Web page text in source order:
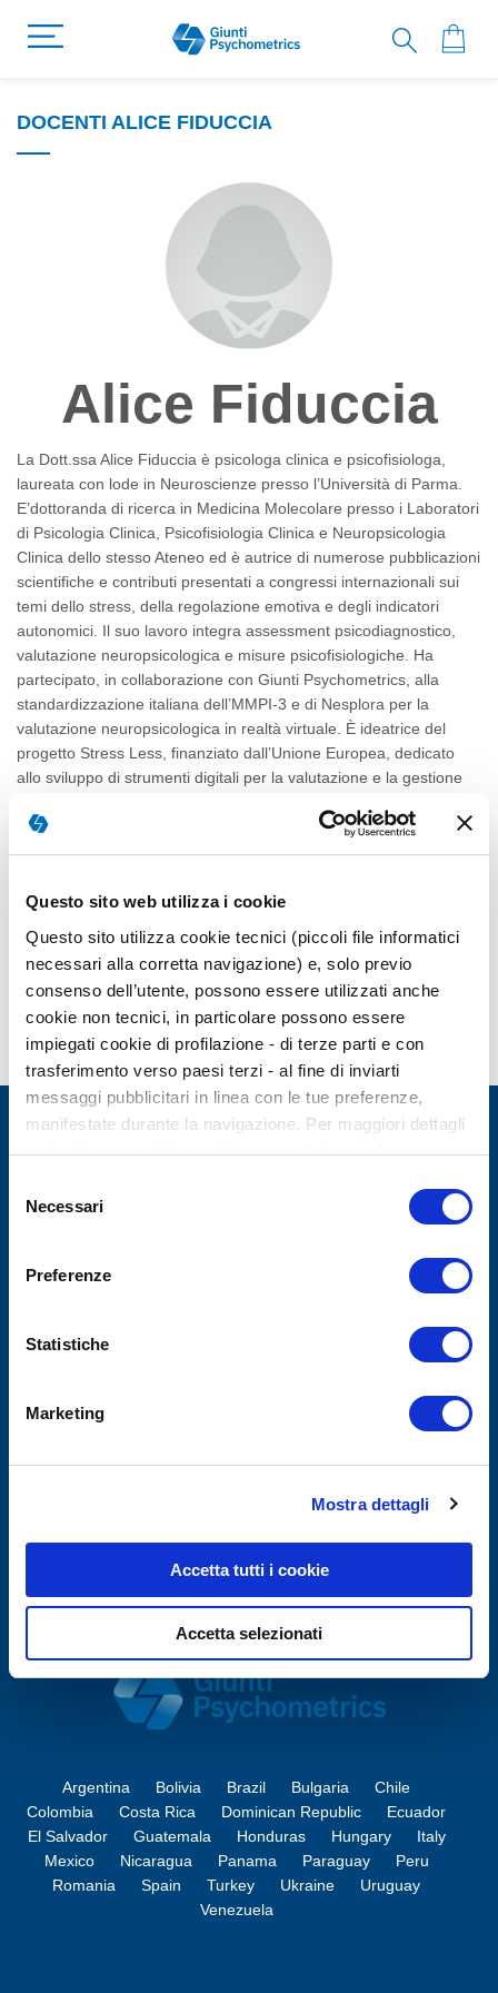
Questo sito web utilizza i cookie
Questo sito utilizza cookie tecnici (piccoli file informatici
necessari alla corretta navigazione) e, solo previo
consenso dell’utente, possono essere utilizzati anche
cookie non tecnici, in particolare possono essere
impiegati cookie di profilazione - di terze parti e con
trasferimento verso paesi terzi - al fine di inviarti
messaggi pubblicitari in linea con le tue preferenze,
manifestate durante la navigazione. Per maggiori dettagli
sul trattamento dei tuoi dati personali durante la
cookie, ti invitiamo a prendere visione dell’
informativa
. Chiudendo il banner tramite la “X” prosegui la
navigazione senza alcuna profilazione. Selezionando
“Accetta tutti i cookie” presti il tuo consenso alla
pagina dedicati ai cookie
delNecessari
Preferenze
Statistiche
Marketing
Mostra dettagli
Accetta tutti i cookie
Accetta selezionati
DOCENTI ALICE FIDUCCIA
Alice Fiduccia
La Dott.ssa Alice Fiduccia è psicologa clinica e psicofisiologa,
laureata con lode in Neuroscienze presso l’Università di Parma.
E’dottoranda di ricerca in Medicina Molecolare presso i Laboratori
di Psicologia Clinica, Psicofisiologia Clinica e Neuropsicologia
Clinica dello stesso Ateneo ed è autrice di numerose pubblicazioni
scientifiche e contributi presentati a congressi internazionali sui
temi dello stress, della regolazione emotiva e degli indicatori
autonomici. Il suo lavoro integra assessment psicodiagnostico,
valutazione neuropsicologica e misure psicofisiologiche. Ha
partecipato, in collaborazione con Giunti Psychometrics, alla
standardizzazione italiana dell’MMPI-3 e di Nesplora per la
valutazione neuropsicologica in realtà virtuale. È ideatrice del
progetto Stress Less, finanziato dall’Unione Europea, dedicato
allo sviluppo di strumenti digitali per la valutazione e la gestione
psicologici, comportamentali e autonomici. Ha inoltre svolto
attività di formazione negli Stati Uniti nell’ambito della
scientifico è rivolto allo sviluppo di modelli di assessment che
comprensione più ecologica e multidimensionale del
funzionamento psicologico
INFORMAZIONI UTILI
Argentina Bolivia Brazil Bulgaria
Chile
Colombia
Costa Rica Dominican Republic
Ecuador
El Salvador
Guatemala Honduras Hungary
Italy
Mexico
Nicaragua Panama Paraguay
Peru
Romania
Spain Turkey Ukraine
Uruguay
Venezuela